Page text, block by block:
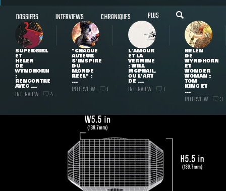
DOSSIERS INTERVIEWS CHRONIQUES PLUS
SUPERGIRL
ET
HELEN
DE
WYNDHORN
:
RENCONTRE
AVEC ...
INTERVIEW 4
"CHAQUE
AUTEUR
S'INSPIRE
DU
MONDE
RÉEL" :
...
INTERVIEW 1
L'AMOUR
ET LA
VERMINE
: WILL
MCPHAIL,
OU L'ART
DE ...
INTERVIEW 1
HELEN
DE
WYNDHORN
ET
WONDER
WOMAN :
TOM
KING ET
...
INTERVIEW 3